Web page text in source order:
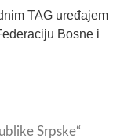
Srpske“